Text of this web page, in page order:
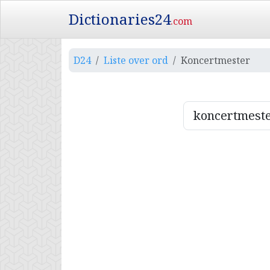
Dictionaries24.com
D24 Liste over ord Koncertmester